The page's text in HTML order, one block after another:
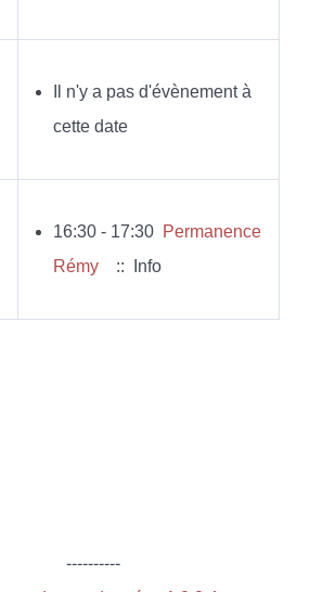
Il n'y a pas d'évènement à
cette date
16:30 - 17:30 Permanence
Rémy
:: Info
----------